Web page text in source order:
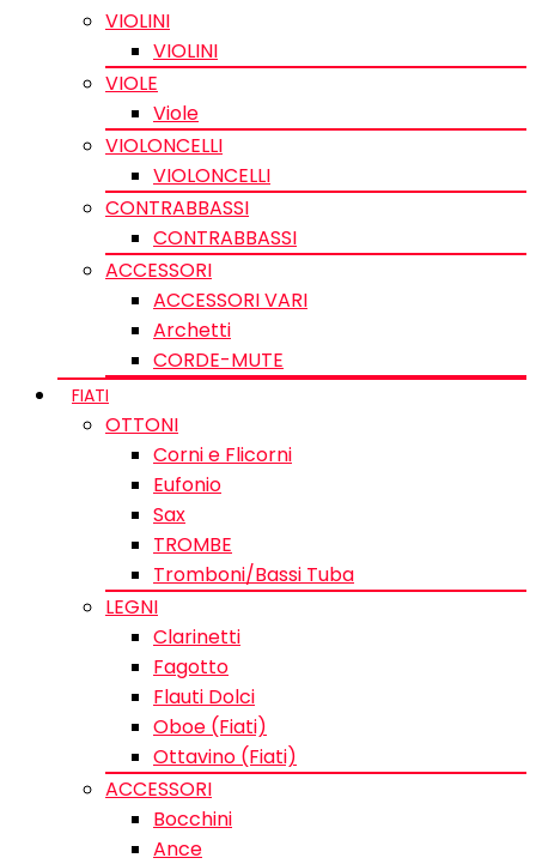
VIOLINI
VIOLINI
VIOLE
Viole
VIOLONCELLI
VIOLONCELLI
CONTRABBASSI
CONTRABBASSI
ACCESSORI
ACCESSORI VARI
Archetti
CORDE-MUTE
FIATI
OTTONI
Corni e Flicorni
Eufonio
Sax
TROMBE
Tromboni/Bassi Tuba
LEGNI
Clarinetti
Fagotto
Flauti Dolci
Oboe (Fiati)
Ottavino (Fiati)
ACCESSORI
Bocchini
Ance